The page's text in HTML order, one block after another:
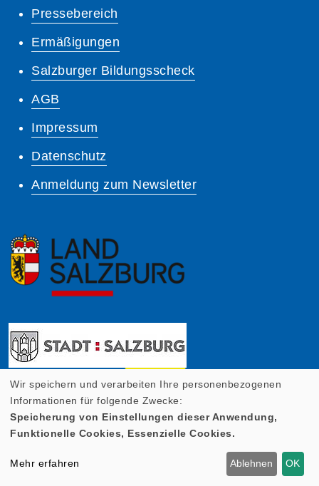
Pressebereich
Ermäßigungen
Salzburger Bildungsscheck
AGB
Impressum
Datenschutz
Anmeldung zum Newsletter
Wir speichern und verarbeiten Ihre personenbezogenen
Informationen für folgende Zwecke:
Speicherung von Einstellungen dieser Anwendung,
Funktionelle Cookies, Essenzielle Cookies.
Mehr erfahren Ablehnen OK